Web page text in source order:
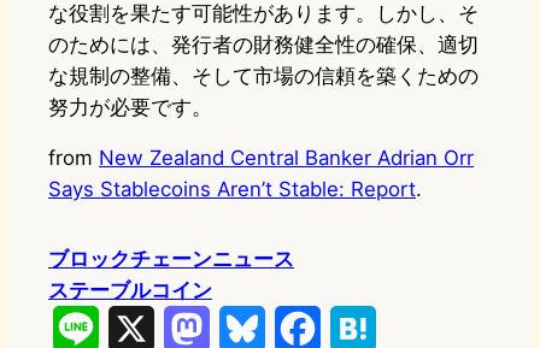
な役割を果たす可能性があります。しかし、そ
のためには、発行者の財務健全性の確保、適切
な規制の整備、そして市場の信頼を築くための
努力が必要です。
from New Zealand Central Banker Adrian Orr
Says Stablecoins Aren’t Stable: Report.
ブロックチェーンニュース
ステーブルコイン